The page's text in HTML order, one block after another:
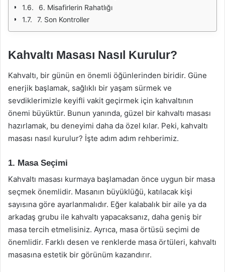
6. Misafirlerin Rahatlığı
7. Son Kontroller
Kahvaltı Masası Nasıl Kurulur?
Kahvaltı, bir günün en önemli öğünlerinden biridir. Güne
enerjik başlamak, sağlıklı bir yaşam sürmek ve
sevdiklerimizle keyifli vakit geçirmek için kahvaltının
önemi büyüktür. Bunun yanında, güzel bir kahvaltı masası
hazırlamak, bu deneyimi daha da özel kılar. Peki, kahvaltı
masası nasıl kurulur? İşte adım adım rehberimiz.
1. Masa Seçimi
Kahvaltı masası kurmaya başlamadan önce uygun bir masa
seçmek önemlidir. Masanın büyüklüğü, katılacak kişi
sayısına göre ayarlanmalıdır. Eğer kalabalık bir aile ya da
arkadaş grubu ile kahvaltı yapacaksanız, daha geniş bir
masa tercih etmelisiniz. Ayrıca, masa örtüsü seçimi de
önemlidir. Farklı desen ve renklerde masa örtüleri, kahvaltı
masasına estetik bir görünüm kazandırır.